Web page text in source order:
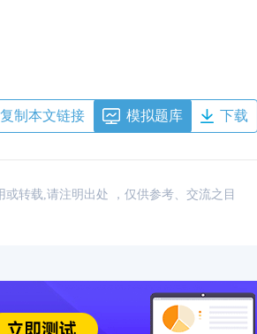
复制本文链接 模拟题库 下载
转载,请注明出处 ，仅供参考、交流之目